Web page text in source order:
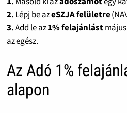
2. Lépj be azeSZJA felületre
3.Add le az1% felajánlástmájus
az egész.
Az Adó 1%
alapon